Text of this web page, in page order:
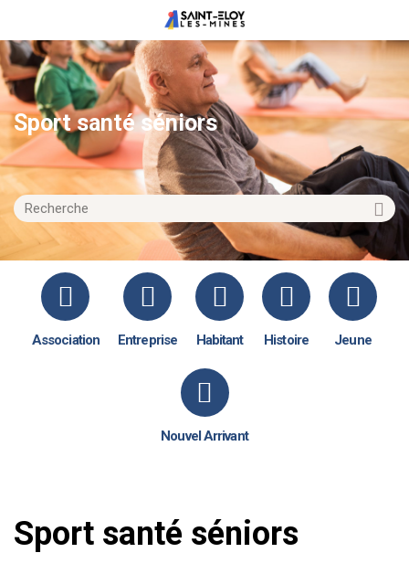
Sport santé séniors
Association Entreprise Habitant Histoire Jeune
Nouvel Arrivant
Sport santé séniors